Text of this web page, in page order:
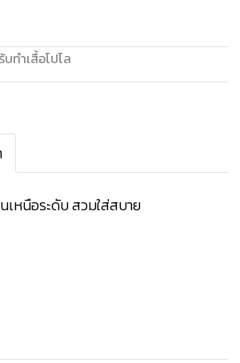
ทำเสื้อโปโล
เหนือระดับ สวมใส่สบาย